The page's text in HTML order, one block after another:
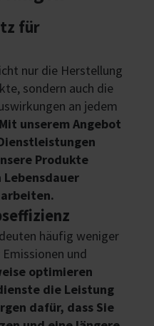
für
nur die Herstellung
sondern auch die
an jedem
Mit unserem Angebot
Produkte
häufig weniger
und
optimieren
die Leistung
dafür, dass Sie